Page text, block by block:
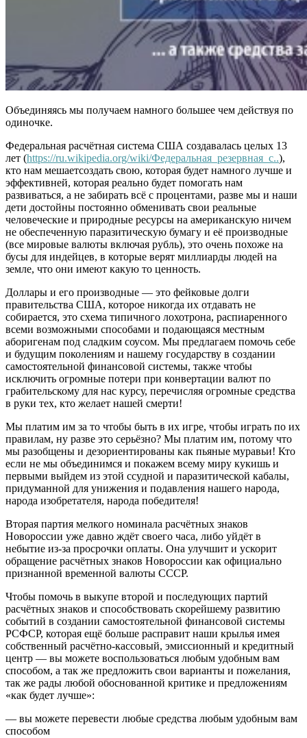
Объединяясь мы получаем намного большее чем действуя по
одиночке.
Федеральная расчётная система США создавалась целых 13
лет (https://ru.wikipedia.org/wiki/Федеральная_резервная_с..),
кто нам мешаетсоздать свою, которая будет намного лучше и
эффективней, которая реально будет помогать нам
развиваться, а не забирать всё с процентами, разве мы и наши
дети достойны постоянно обменивать свои реальные
человеческие и природные ресурсы на американскую ничем
не обеспеченную паразитическую бумагу и её производные
(все мировые валюты включая рубль), это очень похоже на
бусы для индейцев, в которые верят миллиарды людей на
земле, что они имеют какую то ценность.
Доллары и его производные — это фейковые долги
правительства США, которое никогда их отдавать не
собирается, это схема типичного лохотрона, распиаренного
всеми возможными способами и подающаяся местным
аборигенам под сладким соусом. Мы предлагаем помочь себе
и будущим поколениям и нашему государству в создании
самостоятельной финансовой системы, также чтобы
исключить огромные потери при конвертации валют по
грабительскому для нас курсу, перечисляя огромные средства
в руки тех, кто желает нашей смерти!
Мы платим им за то чтобы быть в их игре, чтобы играть по их
правилам, ну разве это серьёзно? Мы платим им, потому что
мы разобщены и дезориентированы как пьяные муравьи! Кто
если не мы объединимся и покажем всему миру кукишь и
первыми выйдем из этой ссудной и паразитической кабалы,
придуманной для унижения и подавления нашего народа,
народа изобретателя, народа победителя!
Вторая партия мелкого номинала расчётных знаков
Новороссии уже давно ждёт своего часа, либо уйдёт в
небытие из-за просрочки оплаты. Она улучшит и ускорит
обращение расчётных знаков Новороссии как официально
признанной временной валюты СССР.
Чтобы помочь в выкупе второй и последующих партий
расчётных знаков и способствовать скорейшему развитию
событий в создании самостоятельной финансовой системы
РСФСР, которая ещё больше расправит наши крылья имея
собственный расчётно-кассовый, эмиссионный и кредитный
центр — вы можете воспользоваться любым удобным вам
способом, а так же предложить свои варианты и пожелания,
так же рады любой обоснованной критике и предложениям
«как будет лучше»:
— вы можете перевести любые средства любым удобным вам
способом